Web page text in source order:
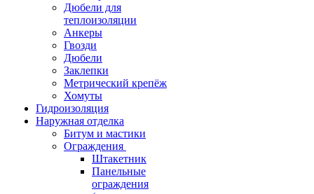
Дюбели для
теплоизоляции
Анкеры
Гвозди
Дюбели
Заклепки
Метрический крепёж
Хомуты
Гидроизоляция
Наружная отделка
Битум и мастики
Ограждения
Штакетник
Панельные
ограждения